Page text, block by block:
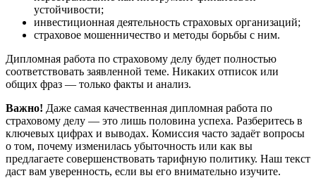
устойчивости;
инвестиционная деятельность страховых организаций;
страховое мошенничество и методы борьбы с ним.
Дипломная работа по страховому делу будет полностью
соответствовать заявленной теме. Никаких отписок или
общих фраз — только факты и анализ.
Важно! Даже самая качественная дипломная работа по
страховому делу — это лишь половина успеха. Разберитесь в
ключевых цифрах и выводах. Комиссия часто задаёт вопросы
о том, почему изменилась убыточность или как вы
предлагаете совершенствовать тарифную политику. Наш текст
даст вам уверенность, если вы его внимательно изучите.